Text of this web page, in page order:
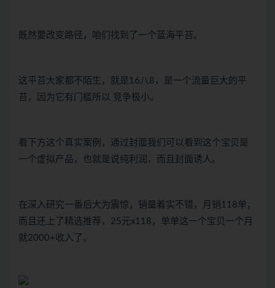
既然要改变路径，咱们找到了一个蓝海平苔。
这平苔大家都不陌生，就是16八8，是一个流量巨大的平
苔，因为它有门槛所以 竞争极小。
看下方这个真实案例，通过封面我们可以看到这个宝贝是
一个虚拟产品，也就是说纯利润，而且封面诱人。
在深入研究一番后大为震惊，销量着实不错，月销118单，
而且还上了精选推荐，25元x118，单单这一个宝贝一个月
就2000+收入了。